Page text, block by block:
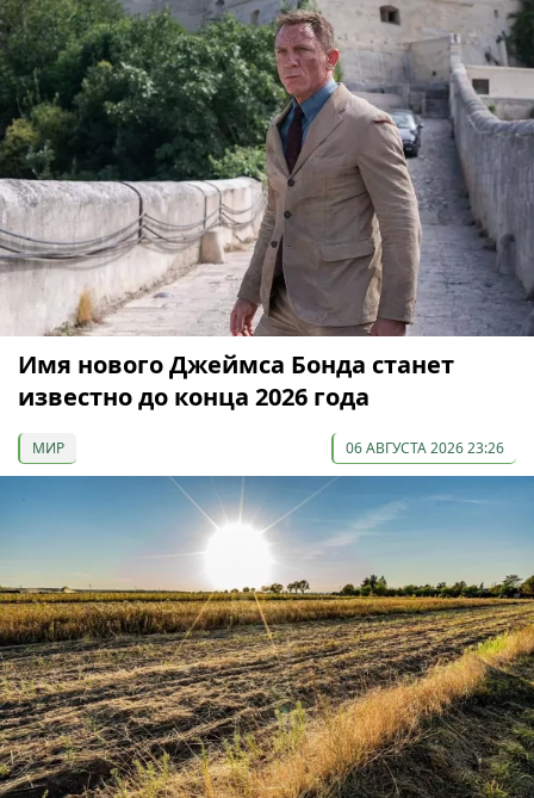
Имя нового Джеймса Бонда станет
известно до конца 2026 года
МИР 06 АВГУСТА 2026 23:26